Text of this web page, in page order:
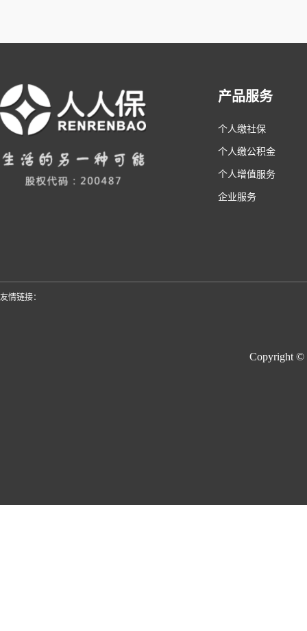
产品服务
个人缴社保
个人缴公积金
个人增值服务
企业服务
友情链接：
Copyright ©